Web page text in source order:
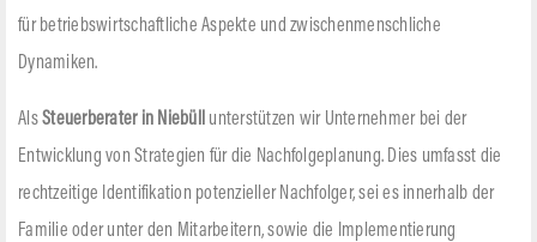
für betriebswirtschaftliche Aspekte und zwischenmenschliche
Dynamiken.
AlsSteuerberater in Niebüll
unterstützen wir Unternehmer bei der
Entwicklung von Strategien für die Nachfolgeplanung. Dies umfasst die
rechtzeitige Identifikation potenzieller Nachfolger, sei es innerhalb der
Familie oder unter den Mitarbeitern, sowie die Implementierung